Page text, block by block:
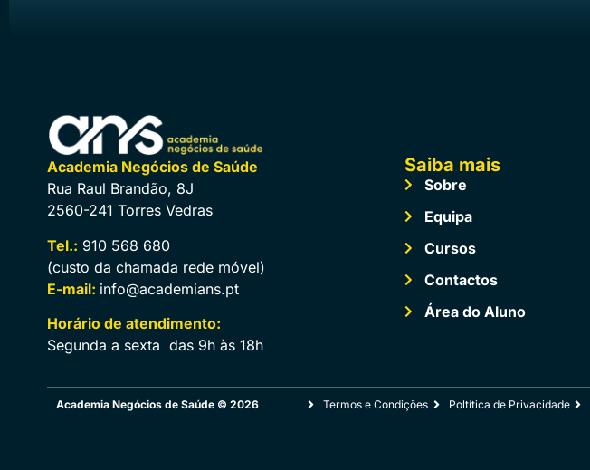
Academia Negócios de Saúde
Rua Raul Brandão, 8J
2560-241 Torres Vedras
Tel.: 910 568 680
(custo da chamada rede móvel)
E-mail: info@academians.pt
Horário de atendimento:
Segunda a sexta das 9h às 18h
Saiba mais
Sobre
Equipa
Cursos
Contactos
Área do Aluno
Academia Negócios de Saúde © 2026 Termos e Condições Poltítica de Privacidade